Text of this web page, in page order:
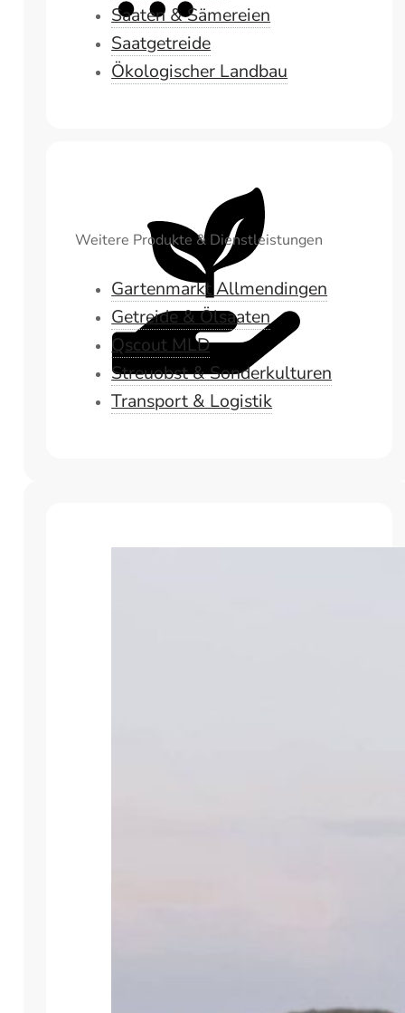
Saaten & Sämereien
Saatgetreide
Ökologischer Landbau
Weitere Produkte & Dienstleistungen
Gartenmarkt Allmendingen
Getreide & Ölsaaten
Qscout MLD
Streuobst & Sonderkulturen
Transport & Logistik